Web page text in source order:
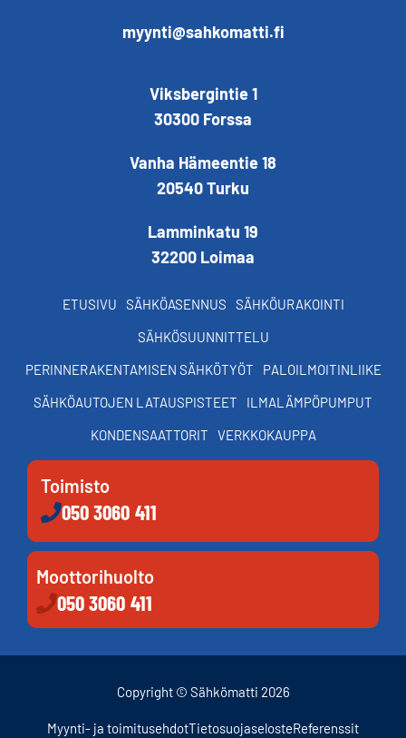
myynti@sahkomatti.fi
Viksbergintie 1
30300 Forssa
Vanha Hämeentie 18
20540 Turku
Lamminkatu 19
32200 Loimaa
ETUSIVU SÄHKÖASENNUS
SÄHKÖURAKOINTI
SÄHKÖSUUNNITTELU
PERINNERAKENTAMISEN SÄHKÖTYÖT
PALOILMOITINLIIKE
SÄHKÖAUTOJEN LATAUSPISTEET
ILMALÄMPÖPUMPUT
KONDENSAATTORIT
VERKKOKAUPPA
Toimisto
050 3060 411
Moottorihuolto
050 3060 411
Copyright © Sähkömatti 2026
Myynti- ja toimitusehdotTietosuojaselosteReferenssit